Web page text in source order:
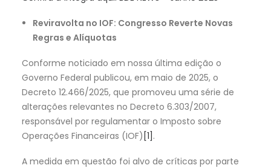
Reviravolta no IOF: Congresso Reverte Novas
Regras e Alíquotas
Conforme noticiado em nossa última edição o
Governo Federal publicou, em maio de 2025, o
Decreto 12.466/2025, que promoveu uma série de
alterações relevantes no Decreto 6.303/2007,
responsável por regulamentar o Imposto sobre
Operações Financeiras (IOF) [1] .
A medida em questão foi alvo de críticas por parte